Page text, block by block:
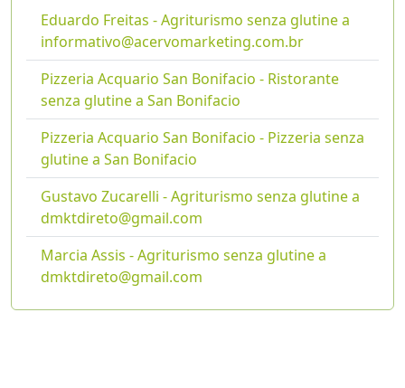
Eduardo Freitas - Agriturismo senza glutine a
informativo@acervomarketing.com.br
Pizzeria Acquario San Bonifacio - Ristorante
senza glutine a San Bonifacio
Pizzeria Acquario San Bonifacio - Pizzeria senza
glutine a San Bonifacio
Gustavo Zucarelli - Agriturismo senza glutine a
dmktdireto@gmail.com
Marcia Assis - Agriturismo senza glutine a
dmktdireto@gmail.com